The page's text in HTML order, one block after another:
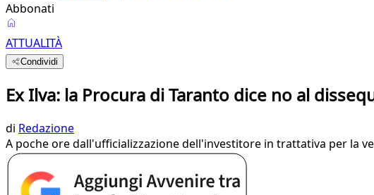
Abbonati
ATTUALITÀ
Condividi
Ex Ilva: la Procura di Taranto dice no al
di Redazione
A poche ore dall'ufficializzazione dell'investitore in trattativa per la